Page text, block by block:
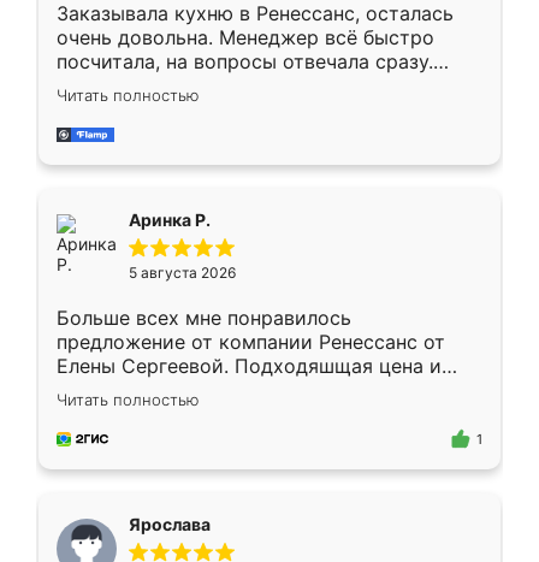
Заказывала кухню в Ренессанс, осталась
очень довольна. Менеджер всё быстро
посчитала, на вопросы отвечала сразу.
Замерщик приехал в субботу, подошёл к
делу со всей ответственностью. Собрали
за день, ребята работали аккуратно, даже
Читать полностью
Аринка Р.
5 августа 2026
Больше всех мне понравилось
предложение от компании Ренессанс от
Елены Сергеевой. Подходяшщая цена и
короткие сроки изготовления. Приехавший
для замера сотрудник Владислав
предложил по моему эскизу самый
Читать полностью
1
Ярослава